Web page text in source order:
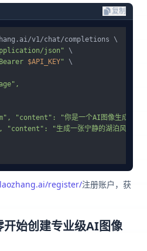
复制
v1/chat/completions \
json" \
$API_KEY" \
"content": "你是一个AI图像生成助手
"生成一张宁静的湖泊风景照，
register/注册账户，获
开始创建专业级AI图像